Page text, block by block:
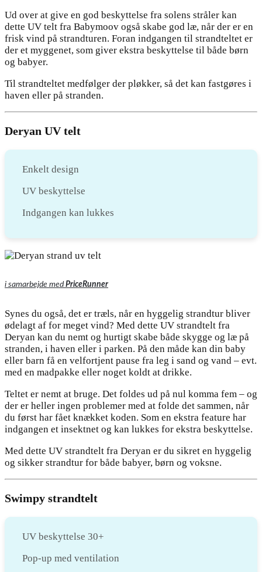
Ud over at give en god beskyttelse fra solens stråler kan
dette UV telt fra Babymoov også skabe god læ, når der er en
frisk vind på strandturen. Foran indgangen til strandteltet er
der et myggenet, som giver ekstra beskyttelse til både børn
og babyer.
Til strandteltet medfølger der pløkker, så det kan fastgøres i
haven eller på stranden.
Deryan UV telt
Enkelt design
UV beskyttelse
Indgangen kan lukkes
i samarbejde med PriceRunner
Synes du også, det er træls, når en hyggelig strandtur bliver
ødelagt af for meget vind? Med dette UV strandtelt fra
Deryan kan du nemt og hurtigt skabe både skygge og læ på
stranden, i haven eller i parken. På den måde kan din baby
eller barn få en velfortjent pause fra leg i sand og vand – evt.
med en madpakke eller noget koldt at drikke.
Teltet er nemt at bruge. Det foldes ud på nul komma fem – og
der er heller ingen problemer med at folde det sammen, når
du først har fået knækket koden. Som en ekstra feature har
indgangen et insektnet og kan lukkes for ekstra beskyttelse.
Med dette UV strandtelt fra Deryan er du sikret en hyggelig
og sikker strandtur for både babyer, børn og voksne.
Swimpy strandtelt
UV beskyttelse 30+
Pop-up med ventilation